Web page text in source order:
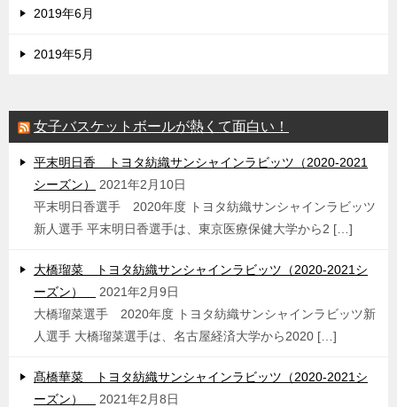
2019年6月
2019年5月
女子バスケットボールが熱くて面白い！
平末明日香 トヨタ紡織サンシャインラビッツ（2020-2021
シーズン）
2021年2月10日
平末明日香選手 2020年度 トヨタ紡織サンシャインラビッツ
新人選手 平末明日香選手は、東京医療保健大学から2 […]
大橋瑠菜 トヨタ紡織サンシャインラビッツ（2020-2021シ
ーズン）
2021年2月9日
大橋瑠菜選手 2020年度 トヨタ紡織サンシャインラビッツ新
人選手 大橋瑠菜選手は、名古屋経済大学から2020 […]
髙橋華菜 トヨタ紡織サンシャインラビッツ（2020-2021シ
ーズン）
2021年2月8日